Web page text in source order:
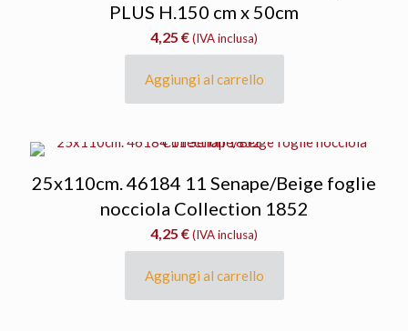
PLUS H.150 cm x 50cm
4,25 €(IVA inclusa)
Aggiungi al carrello
25x110cm. 46184 11 Senape/Beige foglie
nocciola Collection 1852
4,25 €(IVA inclusa)
Aggiungi al carrello